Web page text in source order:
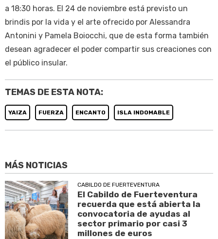
a 18:30 horas. El 24 de noviembre está previsto un
brindis por la vida y el arte ofrecido por Alessandra
Antonini y Pamela Boiocchi, que de esta forma también
desean agradecer el poder compartir sus creaciones con
el público insular.
TEMAS DE ESTA NOTA:
YAIZA FUERZA ENCANTO ISLA INDOMABLE
MÁS NOTICIAS
CABILDO DE FUERTEVENTURA
El Cabildo de Fuerteventura
recuerda que está abierta la
convocatoria de ayudas al
sector primario por casi 3
millones de euros